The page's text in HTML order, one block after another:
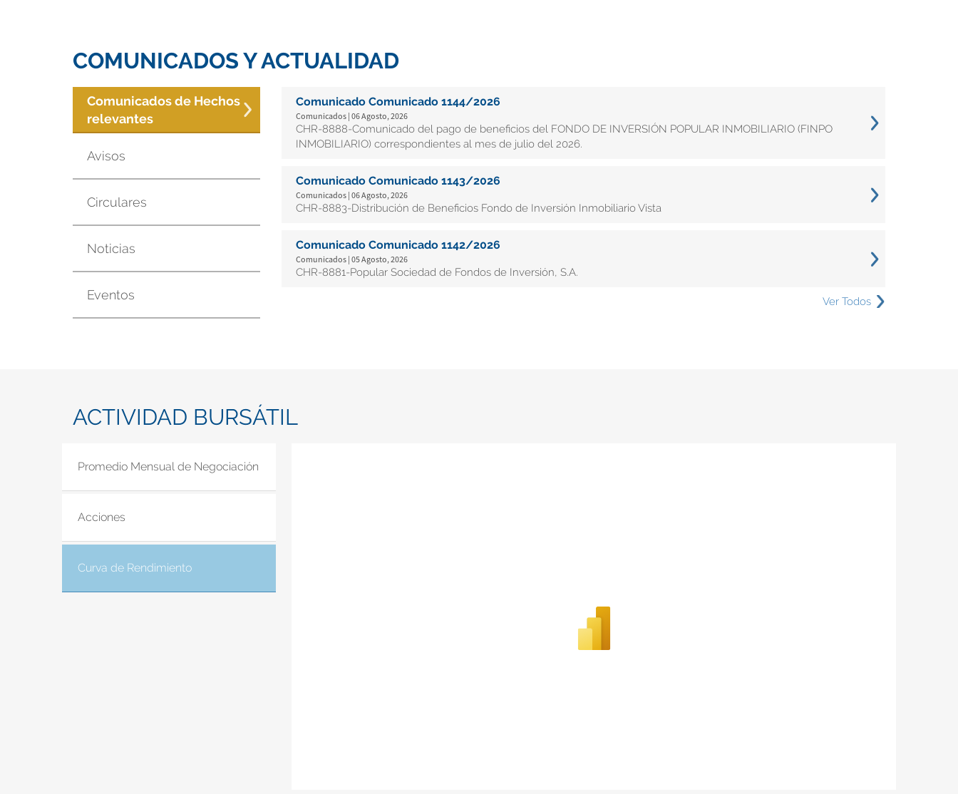
COMUNICADOS Y ACTUALIDAD
Comunicados de Hechos
relevantes
Avisos
Circulares
Noticias
Eventos
Comunicado Comunicado 1144/2026
Comunicados | 06 Agosto, 2026
CHR-8888-Comunicado del pago de beneficios del FONDO DE INVERSIÓN POPULAR INMOBILIARIO (FINPO
INMOBILIARIO) correspondientes al mes de julio del 2026.
Comunicado Comunicado 1143/2026
Comunicados | 06 Agosto, 2026
CHR-8883-Distribución de Beneficios Fondo de Inversión Inmobiliario Vista
Comunicado Comunicado 1142/2026
Comunicados | 05 Agosto, 2026
CHR-8881-Popular Sociedad de Fondos de Inversión, S.A.
Ver Todos
ACTIVIDAD BURSÁTIL
Promedio Mensual de Negociación
Acciones
Curva de Rendimiento